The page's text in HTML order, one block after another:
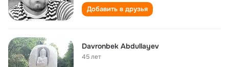
Добавить в друзья
Davronbek Abdullayev
45 лет